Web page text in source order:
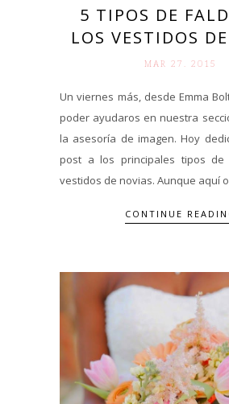
5 TIPOS DE
LOS VESTIDOS
MAR 27. 2015
Un viernes más, desde Emma
poder ayudaros en nuestra
la asesoría de imagen. Hoy
post a los principales tipos
vestidos de novias. Aunque aquí
CONTINUE